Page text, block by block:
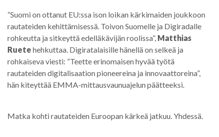
”Suomi on ottanut EU:ssa ison loikan kärkimaiden joukkoon
rautateiden kehittämisessä. Toivon Suomelle ja Digiradalle
rohkeutta ja sitkeyttä edelläkävijän roolissa”, Matthias
Ruete hehkuttaa. Digiratalaisille hänellä on selkeä ja
rohkaiseva viesti: ”Teette erinomaisen hyvää työtä
rautateiden digitalisaation pioneereina ja innovaattoreina”,
hän kiteyttää EMMA-mittausvaunuajelun päätteeksi.
Matka kohti rautateiden Euroopan kärkeä jatkuu. Yhdessä.